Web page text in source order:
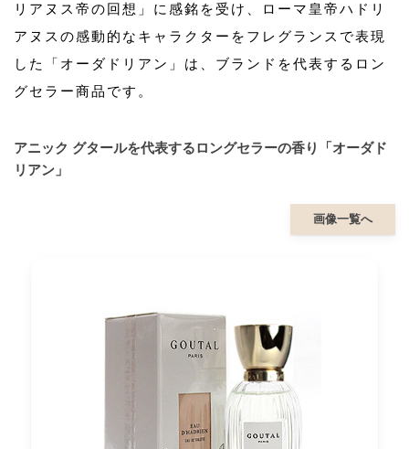
リアヌス帝の回想」に感銘を受け、ローマ皇帝ハドリ
アヌスの感動的なキャラクターをフレグランスで表現
した「オーダドリアン」は、ブランドを代表するロン
グセラー商品です。
アニック グタールを代表するロングセラーの香り「オーダド
リアン」
画像一覧へ